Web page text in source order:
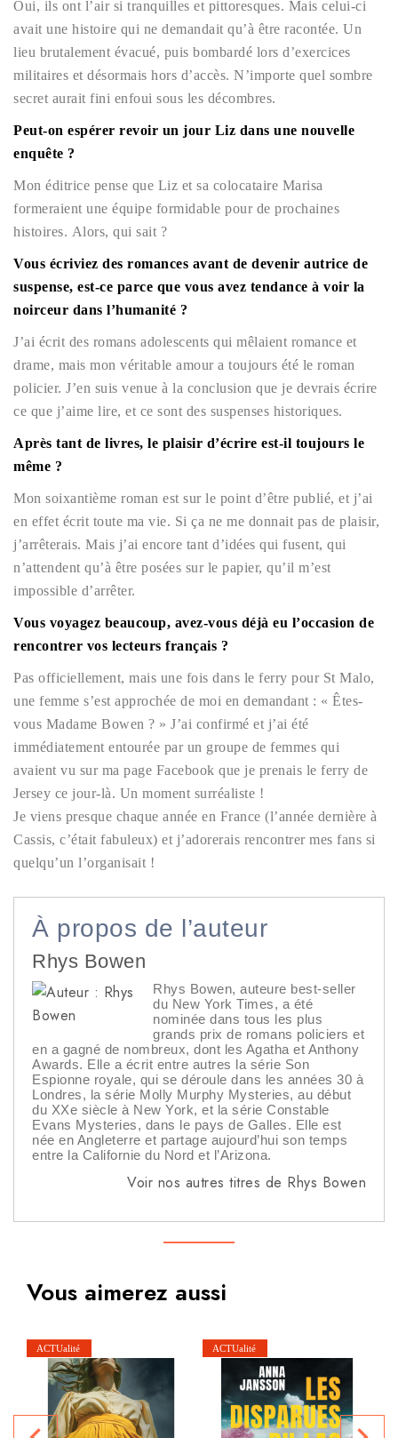
Oui, ils ont l’air si tranquilles et pittoresques. Mais celui-ci
avait une histoire qui ne demandait qu’à être racontée. Un
lieu brutalement évacué, puis bombardé lors d’exercices
militaires et désormais hors d’accès. N’importe quel sombre
secret aurait fini enfoui sous les décombres.
Peut-on espérer revoir un jour Liz dans une nouvelle
enquête ?
Mon éditrice pense que Liz et sa colocataire Marisa
formeraient une équipe formidable pour de prochaines
histoires. Alors, qui sait ?
Vous écriviez des romances avant de devenir autrice de
suspense, est-ce parce que vous avez tendance à voir la
noirceur dans l’humanité ?
J’ai écrit des romans adolescents qui mêlaient romance et
drame, mais mon véritable amour a toujours été le roman
policier. J’en suis venue à la conclusion que je devrais écrire
ce que j’aime lire, et ce sont des suspenses historiques.
Après tant de livres, le plaisir d’écrire est-il toujours le
même ?
Mon soixantième roman est sur le point d’être publié, et j’ai
en effet écrit toute ma vie. Si ça ne me donnait pas de plaisir,
j’arrêterais. Mais j’ai encore tant d’idées qui fusent, qui
n’attendent qu’à être posées sur le papier, qu’il m’est
impossible d’arrêter.
Vous voyagez beaucoup, avez-vous déjà eu l’occasion de
rencontrer vos lecteurs français ?
Pas officiellement, mais une fois dans le ferry pour St Malo,
une femme s’est approchée de moi en demandant : « Êtes-
vous Madame Bowen ? » J’ai confirmé et j’ai été
immédiatement entourée par un groupe de femmes qui
avaient vu sur ma page Facebook que je prenais le ferry de
Jersey ce jour-là. Un moment surréaliste !
Je viens presque chaque année en France (l’année dernière à
Cassis, c’était fabuleux) et j’adorerais rencontrer mes fans si
quelqu’un l’organisait !
À propos de l’auteur
Rhys Bowen
Rhys Bowen, auteure best-seller
du New York Times, a été
nominée dans tous les plus
grands prix de romans policiers et
en a gagné de nombreux, dont les Agatha et Anthony
Awards. Elle a écrit entre autres la série Son
Espionne royale, qui se déroule dans les années 30 à
Londres, la série Molly Murphy Mysteries, au début
du XXe siècle à New York, et la série Constable
Evans Mysteries, dans le pays de Galles. Elle est
née en Angleterre et partage aujourd’hui son temps
entre la Californie du Nord et l’Arizona.
Voir nos autres titres de Rhys Bowen
Vous aimerez aussi